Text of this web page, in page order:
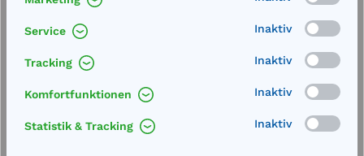
Service Inaktiv
Tracking Inaktiv
Komfortfunktionen Inaktiv
Statistik & Tracking Inaktiv